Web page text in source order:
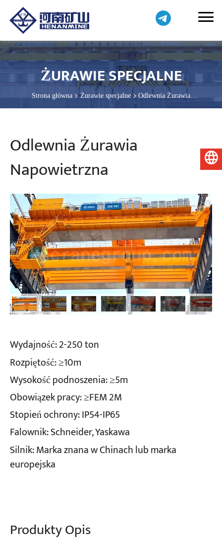
Skontaktuj się z nami
ŻURAWIE SPECJALNE
Strona główna Żurawie specjalne
Odlewnia Żurawia
Odlewnia Żurawia
Napowietrzna
Wydajność: 2-250 ton
Rozpiętość: ≥10m
Wysokość podnoszenia: ≥5m
Obowiązek pracy: ≥FEM 2M
Stopień ochrony: IP54-IP65
Falownik: Schneider, Yaskawa
Silnik: Marka znana w Chinach lub marka
europejska
Produkty Opis
Polski